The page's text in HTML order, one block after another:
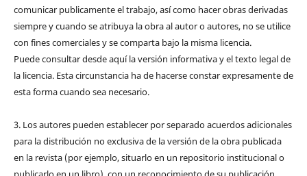
comunicar publicamente el trabajo, así como hacer obras derivadas
siempre y cuando se atribuya la obra al autor o autores, no se utilice
con fines comerciales y se comparta bajo la misma licencia.
Puede consultar desde aquí la versión informativa y el texto legal de
la licencia. Esta circunstancia ha de hacerse constar expresamente de
esta forma cuando sea necesario.
3. Los autores pueden establecer por separado acuerdos adicionales
para la distribución no exclusiva de la versión de la obra publicada
en la revista (por ejemplo, situarlo en un repositorio institucional o